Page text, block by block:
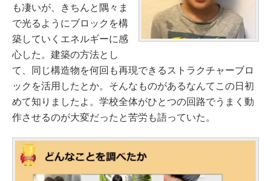
も凄いが、きちんと隅々ま
で光るようにブロックを構
築していくエネルギーに感
心した。建築の方法とし
て、同じ構造物を何回も再現できるストラクチャーブロ
ックを活用したとか。そんなものがあるなんてこの日初
めて知りましたよ。学校全体がひとつの回路でうまく動
作させるのが大変だったと苦労も語っていた。